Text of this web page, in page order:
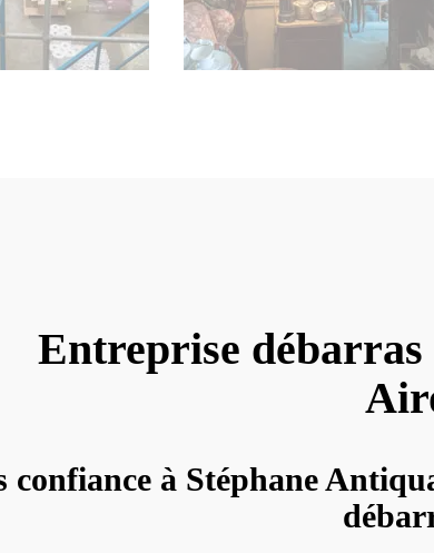
Entreprise
confiance à Stéphane